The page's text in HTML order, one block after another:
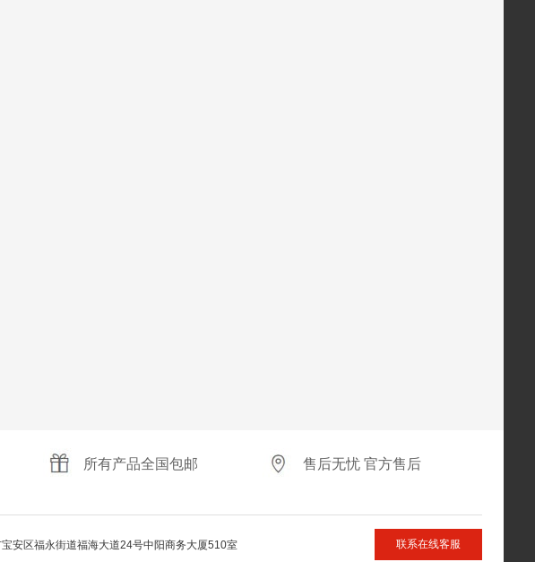
所有产品全国包邮 售后无忧 官方售后
安区福永街道福海大道24号中阳商务大厦510室 联系在线客服